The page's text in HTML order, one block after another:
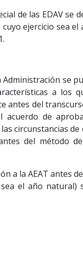
de las EDAV se
ejercicio sea
se
a los
antes del
acuerdo de
circunstancias de
del método
a la AEAT antes
el año natural)